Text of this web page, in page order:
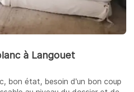
à Langouet
bon état, besoin d'un bon coup